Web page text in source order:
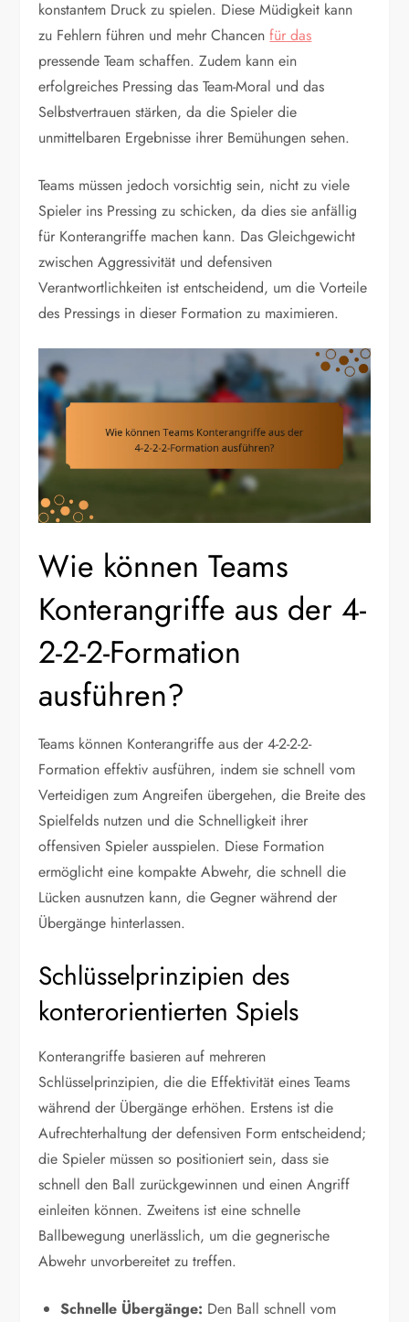
konstantem Druck zu spielen. Diese Müdigkeit kann
zu Fehlern führen und mehr Chancenfür das
pressende Team schaffen. Zudem kann ein
erfolgreiches Pressing das Team-Moral und das
Selbstvertrauen stärken, da die Spieler die
unmittelbaren Ergebnisse ihrer Bemühungen sehen.
Teams müssen jedoch vorsichtig sein, nicht zu viele
Spieler ins Pressing zu schicken, da dies sie anfällig
für Konterangriffe machen kann. Das Gleichgewicht
zwischen Aggressivität und defensiven
Verantwortlichkeiten ist entscheidend, um die Vorteile
des Pressings in dieser Formation zu maximieren.
Wie können Teams
Konterangriffe aus der 4-
2-2-2-Formation
ausführen?
Teams können Konterangriffe aus der 4-2-2-2-
Formation effektiv ausführen, indem sie schnell vom
Verteidigen zum Angreifen übergehen, die Breite des
Spielfelds nutzen und die Schnelligkeit ihrer
offensiven Spieler ausspielen. Diese Formation
ermöglicht eine kompakte Abwehr, die schnell die
Lücken ausnutzen kann, die Gegner während der
Übergänge hinterlassen.
Schlüsselprinzipien des
konterorientierten Spiels
Konterangriffe basieren auf mehreren
Schlüsselprinzipien, die die Effektivität eines Teams
während der Übergänge erhöhen. Erstens ist die
Aufrechterhaltung der defensiven Form entscheidend;
die Spieler müssen so positioniert sein, dass sie
schnell den Ball zurückgewinnen und einen Angriff
einleiten können. Zweitens ist eine schnelle
Ballbewegung unerlässlich, um die gegnerische
Abwehr unvorbereitet zu treffen.
Schnelle Übergänge: Den Ball schnell vom